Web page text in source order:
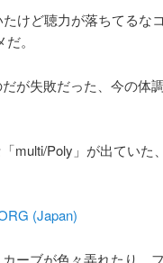
けど聴力が落ちてるなコ
。
が失敗だった、今の体
multi/Poly」が出ていた
(Japan)
ーブが色々弄れたり、